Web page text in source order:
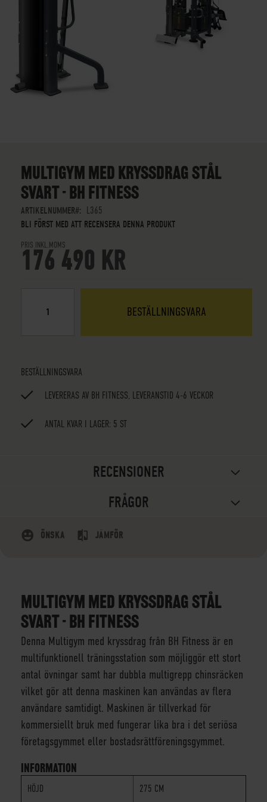
BEGINNING
IMAGES
GALLERY
MULTIGYM MED KRYSSDRAG STÅL
SVART - BH FITNESS
ARTIKELNUMMER
L365
BLI FÖRST MED ATT RECENSERA DENNA PRODUKT
PRIS INKL.MOMS
176 490 KR
BESTÄLLNINGSVARA
BESTÄLLNINGSVARA
LEVERERAS AV BH FITNESS, LEVERANSTID 4-6 VECKOR
ANTAL KVAR I LAGER: 5 ST
RECENSIONER
FRÅGOR
ÖNSKA JÄMFÖR
MULTIGYM MED KRYSSDRAG STÅL
SVART - BH FITNESS
Denna Multigym med kryssdrag från BH Fitness är en
multifunktionell träningsstation som möjliggör ett stort
antal övningar samt har dubbla multigrepp chinsräcken
vilket gör att denna maskinen kan användas av flera
användare samtidigt. Maskinen är tillverkad för
kommersiellt bruk med fungerar lika bra i det seriösa
företagsgymmet eller bostadsrättföreningsgymmet.
INFORMATION
HÖJD 275 CM